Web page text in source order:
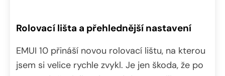
Rolovací lišta a přehlednější nastavení
EMUI 10 přináší novou rolovací lištu, na kterou
jsem si velice rychle zvykl. Je jen škoda, že po